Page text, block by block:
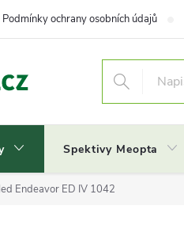
Podmínky ochrany osobních údajů
Spektivy Meopta
Endeavor ED IV 1042